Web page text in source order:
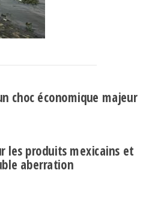
choc économique majeur
les produits mexicains et
aberration